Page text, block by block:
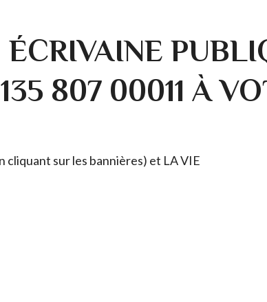
807 00011 À
cliquant sur les bannières) et LA VIE